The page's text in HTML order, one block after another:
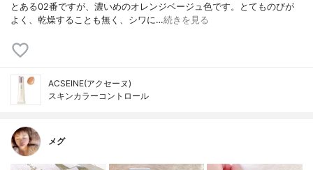
とある02番ですが、濃いめのオレンジベージュ色です。とてものびが
よく、乾燥することも無く、シワに…続きを見る
ACSEINE(アクセーヌ)
スキンカラーコントロール
メグ